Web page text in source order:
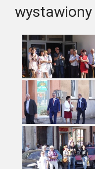
wystawiony